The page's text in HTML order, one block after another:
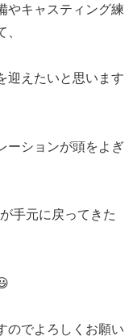
やキャスティング練
迎えたいと思います
ーションが頭をよぎ
手元に戻ってきた
のでよろしくお願い